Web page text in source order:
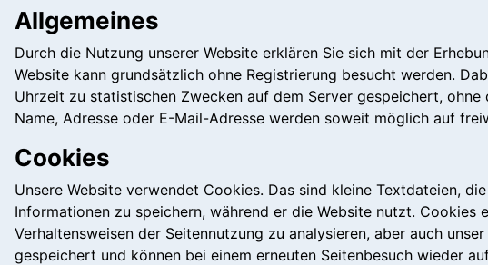
Allgemeines
Durch die Nutzung unserer Website erklären Sie sich mit der
Website kann grundsätzlich ohne Registrierung besucht werden.
Uhrzeit zu statistischen Zwecken auf dem Server gespeichert,
Name, Adresse oder E-Mail-Adresse werden soweit möglich auf
Cookies
Unsere Website verwendet Cookies. Das sind kleine Textdateien,
Informationen zu speichern, während er die Website nutzt.
Verhaltensweisen der Seitennutzung zu analysieren, aber auch
gespeichert und können bei einem erneuten Seitenbesuch wieder